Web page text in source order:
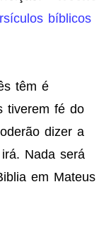
bíblicos
têm é
tiverem fé do
dizer a
Nada será
em Mateus